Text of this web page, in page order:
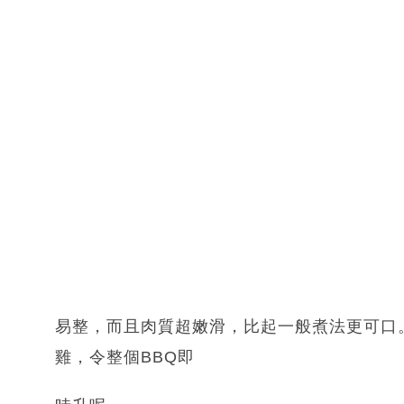
易整，而且肉質超嫩滑，比起一般煮法更可
雞，令整個BBQ即